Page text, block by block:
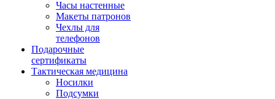
Часы настенные
Макеты патронов
Чехлы для
телефонов
Подарочные
сертификаты
Тактическая медицина
Носилки
Подсумки